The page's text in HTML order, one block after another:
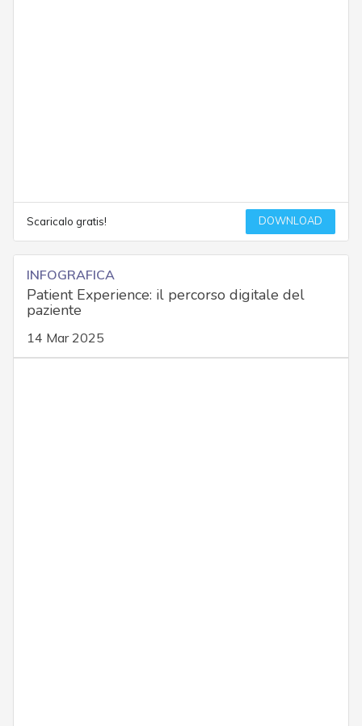
Scaricalo gratis! DOWNLOAD
INFOGRAFICA
Patient Experience: il percorso digitale del
paziente
14 Mar 2025